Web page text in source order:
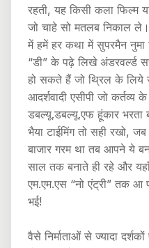
रहती, यह किसी कला फिल्म
जो चाहे सो मतलब निकाल
में हमें हर कथा में सुपरमैन नुमा
“डी” के पढ़े लिखे अंडरवर्ल्ड
हो सकते हैं जो थ्रिल के लिये
आदर्शवादी एसीपी जो कर्तव्य
डबल्यू.डबल्यू.एफ हूंकार भरता
भैया टाईमिंग तो सही रखो,
बाजार गरम था तब आपने ये
साल तक बनाते ही रहे और यहाँ
एम.एम.एस “नो एंट्री” तक
भई!
वैसे निर्माताओं से ज्यादा दर्शकों